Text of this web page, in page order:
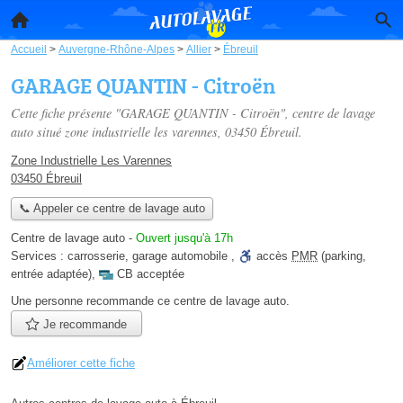
Accueil > Auvergne-Rhône-Alpes > Allier > Ébreuil
GARAGE QUANTIN - Citroën
Cette fiche présente "GARAGE QUANTIN - Citroën", centre de lavage
auto situé zone industrielle les varennes, 03450 Ébreuil.
Zone Industrielle Les Varennes
03450 Ébreuil
📞 Appeler ce centre de lavage auto
Centre de lavage auto - Ouvert jusqu'à 17h
Services : carrosserie, garage automobile , accès PMR (parking,
entrée adaptée),
CB acceptée
Une personne recommande ce centre de lavage auto.
Je recommande
Améliorer cette fiche